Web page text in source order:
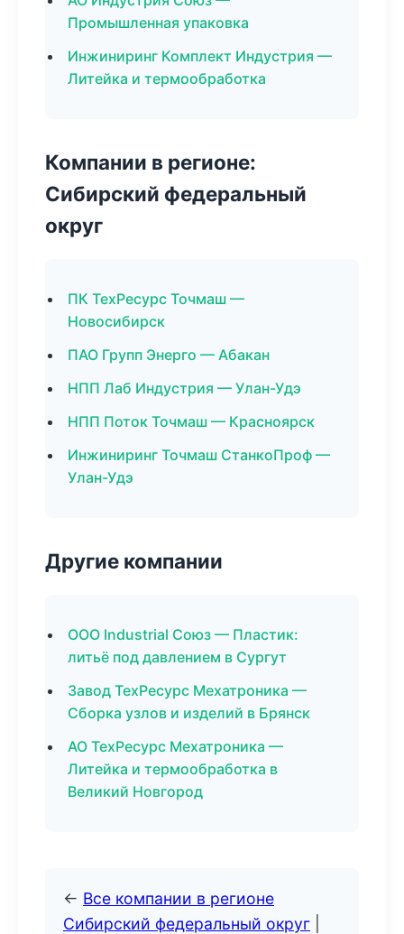
Промышленная упаковка
Инжиниринг Комплект Индустрия —
Литейка и термообработка
Компании в регионе:
Сибирский федеральный
округ
ПК ТехРесурс Точмаш —
Новосибирск
ПАО Групп Энерго — Абакан
НПП Лаб Индустрия — Улан-Удэ
НПП Поток Точмаш — Красноярск
Инжиниринг Точмаш СтанкоПроф —
Улан-Удэ
Другие компании
ООО Industrial Союз — Пластик:
литьё под давлением в Сургут
Завод ТехРесурс Мехатроника —
Сборка узлов и изделий в Брянск
АО ТехРесурс Мехатроника —
Литейка и термообработка в
Великий Новгород
← Все компании в регионе
Сибирский федеральный округ